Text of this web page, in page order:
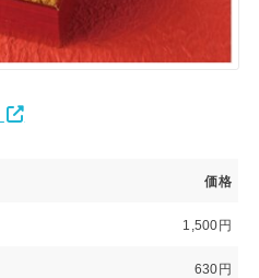
価格
1,500円
630円